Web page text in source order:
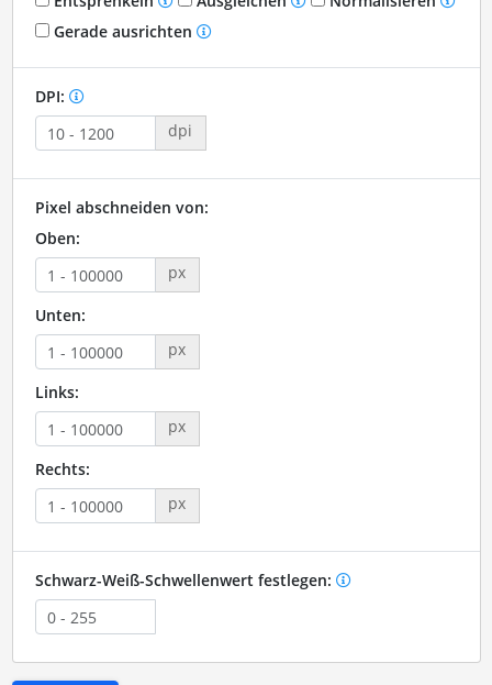
Gerade ausrichten
DPI:
dpi
Pixel abschneiden von:
Oben:
px
Unten:
px
Links:
px
Rechts:
px
Schwarz-Weiß-Schwellenwert festlegen: